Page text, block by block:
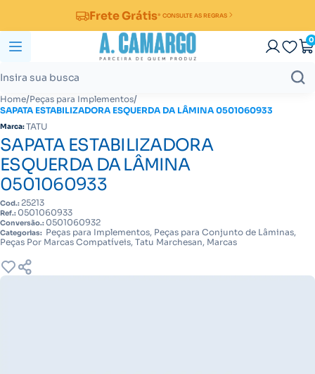
Frete Grátis* CONSULTE AS REGRAS
0
Home/Peças para Implementos/
SAPATA ESTABILIZADORA ESQUERDA DA LÂMINA 0501060933
Marca:TATU
SAPATA ESTABILIZADORA
ESQUERDA DA LÂMINA
0501060933
Cod.: 25213
Ref.: 0501060933
Conversão.: 0501060932
Categorias: Peças para Implementos, Peças para Conjunto de Lâminas,
Peças Por Marcas Compatíveis, Tatu Marchesan, Marcas